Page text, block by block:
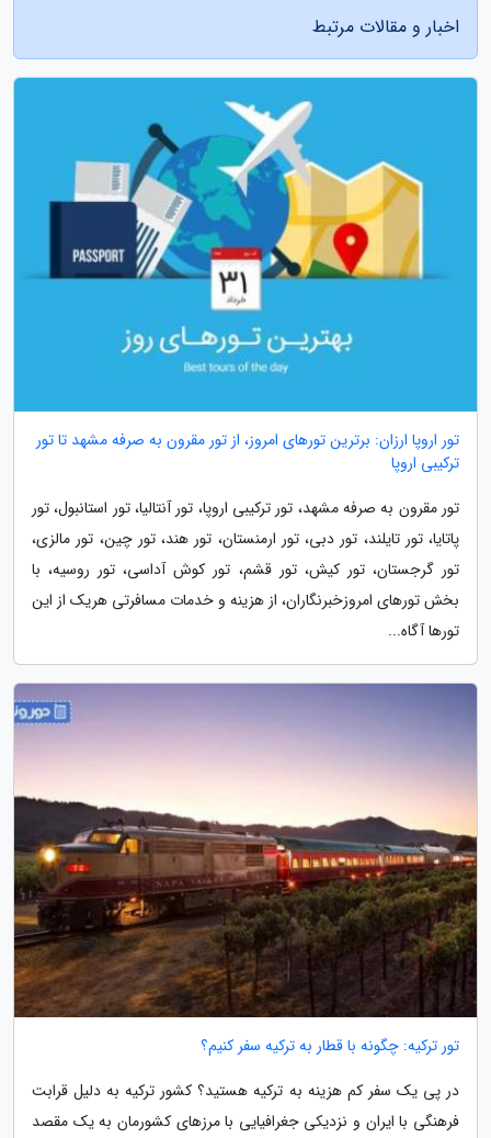
اخبار و مقالات مرتبط
تور اروپا ارزان: برترین تورهای امروز، از تور مقرون به صرفه مشهد تا تور
ترکیبی اروپا
تور مقرون به صرفه مشهد، تور ترکیبی اروپا، تور آنتالیا، تور استانبول، تور
پاتایا، تور تایلند، تور دبی، تور ارمنستان، تور هند، تور چین، تور مالزی،
تور گرجستان، تور کیش، تور قشم، تور کوش آداسی، تور روسیه، با
بخش تورهای امروزخبرنگاران، از هزینه و خدمات مسافرتی هریک از این
تورها آگاه...
تور ترکیه: چگونه با قطار به ترکیه سفر کنیم؟
در پی یک سفر کم هزینه به ترکیه هستید؟ کشور ترکیه به دلیل قرابت
فرهنگی با ایران و نزدیکی جغرافیایی با مرزهای کشورمان به یک مقصد